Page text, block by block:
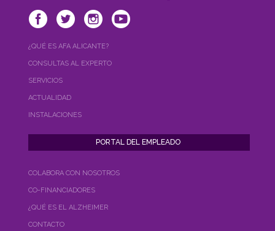
¿QUÉ ES AFA ALICANTE?
CONSULTAS AL EXPERTO
SERVICIOS
ACTUALIDAD
INSTALACIONES
COLABORA CON NOSOTROS
CO-FINANCIADORES
¿QUÉ ES EL ALZHEIMER
CONTACTO